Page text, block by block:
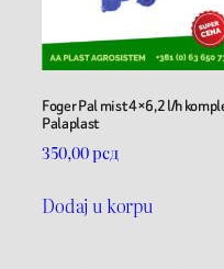
Foger Pal mist 4×6,2 l/h
Palaplast
350,00рсд
Dodaj u korpu